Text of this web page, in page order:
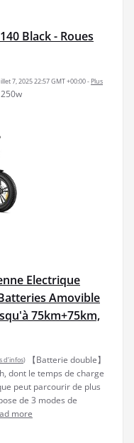
Black - Roues
7, 2025 22:57 GMT +00:00 - Plus
Electrique
Amovible
75km+75km,
d’infos)
【Batterie double】
dont le temps de charge
peut parcourir de plus
de 3 modes de
more